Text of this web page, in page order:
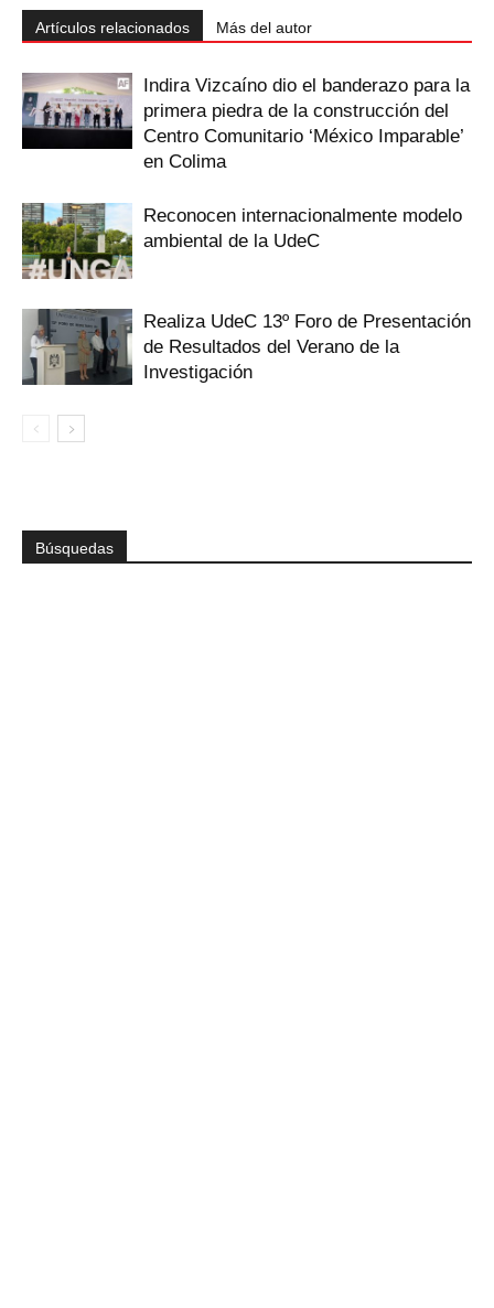
Artículos relacionados Más del autor
Indira Vizcaíno dio el banderazo para la
primera piedra de la construcción del
Centro Comunitario ‘México Imparable’
en Colima
Reconocen internacionalmente modelo
ambiental de la UdeC
Realiza UdeC 13º Foro de Presentación
de Resultados del Verano de la
Investigación
Búsquedas